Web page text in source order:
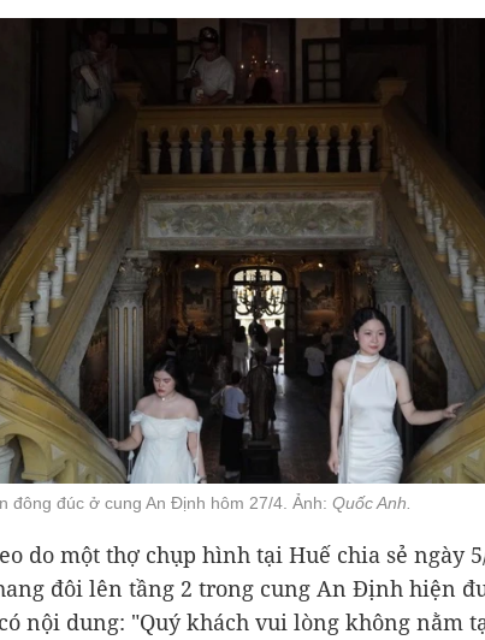
đông đúc ở cung An Định hôm 27/4. Ảnh: Quốc Anh.
do một thợ chụp hình tại Huế chia sẻ ngày
đôi lên tầng 2 trong cung An Định hiện
nội dung: "Quý khách vui lòng không nằm